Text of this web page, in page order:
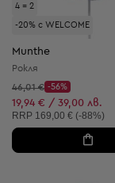
4 = 2
-20% с WELCOME
Munthe
Рокля
Начална цена:
46,01 €
Discount Price:
-56%
Намалена цена:
19,94 € / 39,00 лв.
Препоръчителна цена:
RRP 169,00 € (-88%)